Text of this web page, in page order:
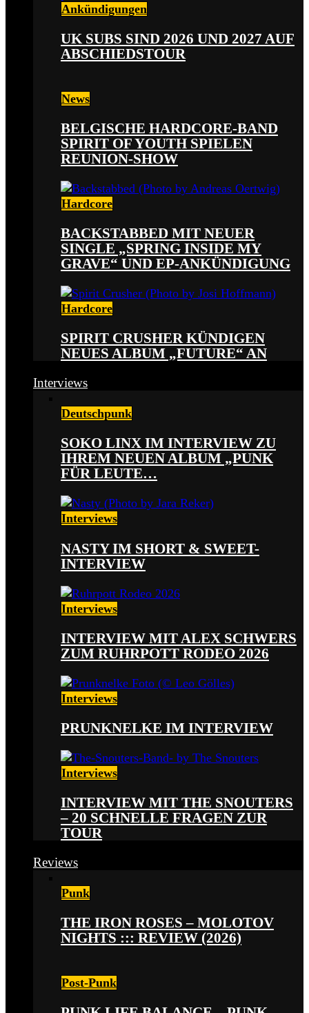
Ankündigungen
UK SUBS SIND 2026 UND 2027 AUF
ABSCHIEDSTOUR
News
BELGISCHE HARDCORE-BAND
SPIRIT OF YOUTH SPIELEN
REUNION-SHOW
Hardcore
BACKSTABBED MIT NEUER
SINGLE „SPRING INSIDE MY
GRAVE“ UND EP-ANKÜNDIGUNG
Hardcore
SPIRIT CRUSHER KÜNDIGEN
NEUES ALBUM „FUTURE“ AN
Interviews
Deutschpunk
SOKO LINX IM INTERVIEW ZU
IHREM NEUEN ALBUM „PUNK
FÜR LEUTE…
Interviews
NASTY IM SHORT & SWEET-
INTERVIEW
Interviews
INTERVIEW MIT ALEX SCHWERS
ZUM RUHRPOTT RODEO 2026
Interviews
PRUNKNELKE IM INTERVIEW
Interviews
INTERVIEW MIT THE SNOUTERS
– 20 SCHNELLE FRAGEN ZUR
TOUR
Reviews
Punk
THE IRON ROSES – MOLOTOV
NIGHTS ::: REVIEW (2026)
Post-Punk